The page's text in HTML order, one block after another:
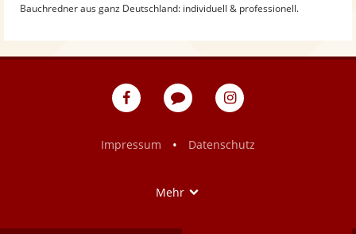
Bauchredner aus ganz Deutschland: individuell & professionell.
eventpeppers
Blog
eventpeppers
Impressum
• Datenschutz
Mehr